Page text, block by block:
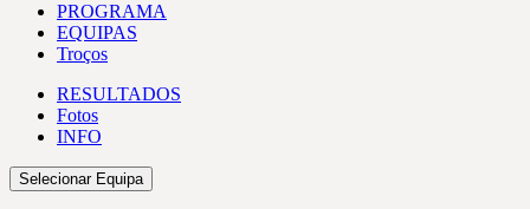
PROGRAMA
EQUIPAS
Troços
RESULTADOS
Fotos
INFO
Selecionar Equipa